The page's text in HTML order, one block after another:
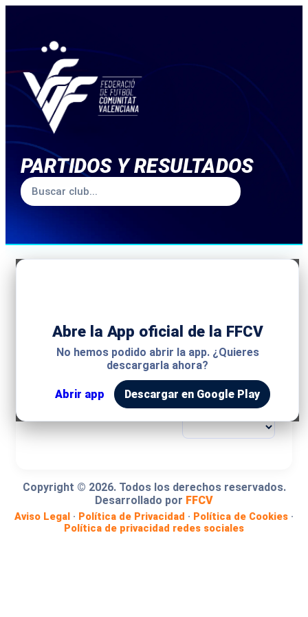
PARTIDOS Y RESULTADOS
Abre la App oficial de la FFCV
No hemos podido abrir la app. ¿Quieres
descargarla ahora?
Abrir app Descargar en Google Play
MODALIDAD
COMPETICIÓN
GRUPO
Copyright © 2026. Todos los derechos reservados.
Desarrollado por FFCV
Aviso Legal · Política de Privacidad · Política de Cookies ·
Política de privacidad redes sociales